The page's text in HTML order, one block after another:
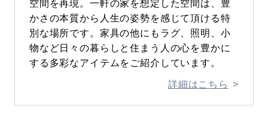
空間を再現。一軒の家を想定した空間は、豊
かさの本質から人生の姿勢を感じて頂ける特
別な場所です。家具の他にもラグ、照明、小
物など日々の暮らしと住まう人の心を豊かに
する多彩なアイテムをご紹介しています。
詳細はこちら